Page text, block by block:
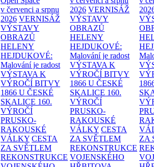
v červenci a srpnu
2026 VERNISÁŽ
VÝSTAVY
OBRAZŮ
HELENY
HEJDUKOVÉ:
Malování je radost
VÝSTAVA K
VÝROČÍ BITVY
1866 U ČESKÉ
SKALICE 160.
VÝROČÍ
PRUSKO-
RAKOUSKÉ
VÁLKY CESTA
ZA SVĚTLEM
REKONSTRUKCE
2026 VERNISÁŽ
VÝSTAVY
OBRAZŮ
HELENY
HEJDUKOVÉ:
Malování je radost
VÝSTAVA K
VÝROČÍ BITVY
1866 U ČESKÉ
SKALICE 160.
VÝROČÍ
PRUSKO-
RAKOUSKÉ
VÁLKY CESTA
ZA SVĚTLEM
REKONSTRUKCE
VOJENSKÉHO
ZA